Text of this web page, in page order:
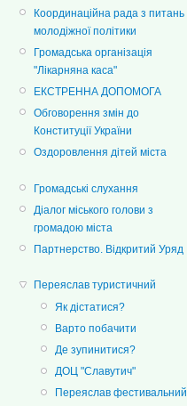
Координаційна рада з питань
молодіжної політики
Громадська організація
"Лікарняна каса"
ЕКСТРЕННА ДОПОМОГА
Обговорення змін до
Конституції України
Оздоровлення дітей міста
Громадські слухання
Діалог міського голови з
громадою міста
Партнерство. Відкритий Уряд
Переяслав туристичний
Як дістатися?
Варто побачити
Де зупинитися?
ДОЦ "Славутич"
Переяслав фестивальний